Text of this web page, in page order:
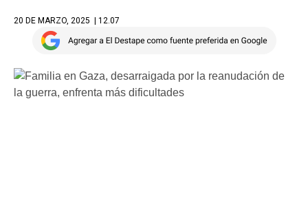
20 DE MARZO, 2025 | 12.07